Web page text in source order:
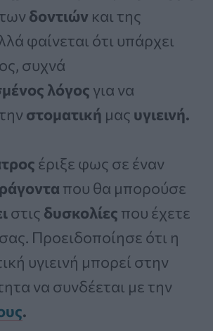
των δοντιών και της
φαίνεται ότι υπάρχει
συχνά
λόγος για να
στοματική μας υγιεινή.
έριξε φως σε έναν
που θα μπορούσε
στις δυσκολίες που έχετε
σας. Προειδοποίησε ότι η
υγιεινή μπορεί στην
να συνδέεται με την
.